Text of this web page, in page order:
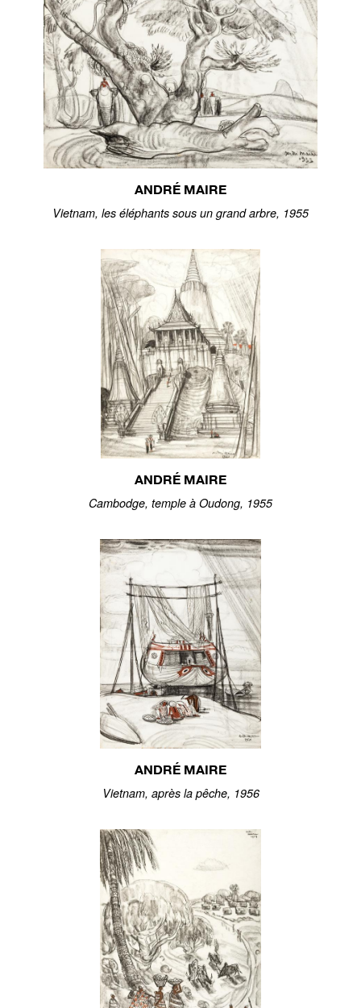
ANDRÉ MAIRE
Vietnam, les éléphants sous un grand arbre, 1955
ANDRÉ MAIRE
Cambodge, temple à Oudong, 1955
ANDRÉ MAIRE
Vietnam, après la pêche, 1956